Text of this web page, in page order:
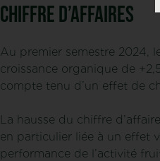
Chiffre d’affaires
Au premier semestre 2024,
croissance organique de
compte tenu d’un effet de
La hausse du chiffre
en particulier liée à un effet
performance de l’activité